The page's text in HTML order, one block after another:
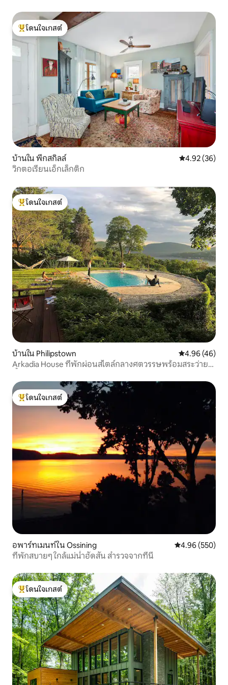
โดนใจเกสต์ที่สุด
โดนใจเกสต์
บ้านใน พีกสกิลล์ คะแนนเฉลี่ย
4.92 (36)
วิกตอเรียนเอ็กเล็กติก
โดนใจเกสต์ที่สุด
โดนใจเกสต์
บ้านใน Philipstown คะแนนเฉลี่ย
4.96 (46)
Arkadia House ที่พักผ่อนสไตล์กลางศตวรรษพร้อมสระว่าย
โดนใจเกสต์ที่สุด
โดนใจเกสต์
อพาร์ทเมนท์ใน Ossining คะแนนเฉลี่ย
4.96 (550)
ที่พักสบายๆ ใกล้แม่น้ำฮัดสัน สำรวจจากที่นี่
โดนใจเกสต์ที่สุด
โดนใจเกสต์